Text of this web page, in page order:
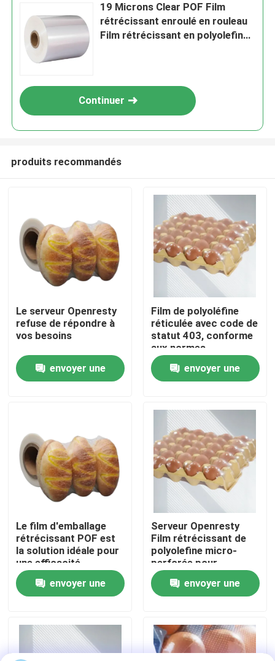
Produits
Vidéos
Visite d'usine
Contrôle de la qualité
Demande de soumission
Films en PE rétrécissants
film d'enveloppe de rétrécissement de PVC
19 Microns Clear POF Film
rétrécissant enroulé en rouleau
Film rétrécissant en polyolefine
Continuer
produits recommandés
Le serveur Openresty
refuse de répondre à
vos besoins
envoyer une
Film de polyoléfine
réticulée avec code de
statut 403, conforme
aux normes
d'emballage, offrant
des performances et
une durabilité
envoyer une
Le film d'emballage
rétrécissant POF est
la solution idéale pour
une efficacité
optimale de
l'emballageenvoyer une
Serveur Openresty
Film rétrécissant de
polyolefine micro-
perforée pour
améliorer la fraîcheur
du produitenvoyer une